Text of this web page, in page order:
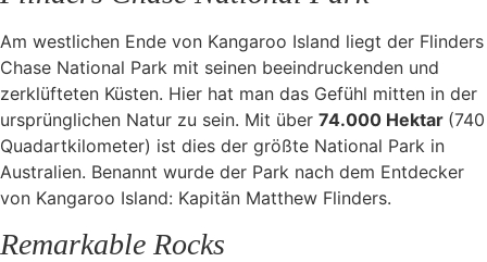
Am westlichen Ende von Kangaroo Island liegt der Flinders
Chase National Park mit seinen beeindruckenden und
zerklüfteten Küsten. Hier hat man das Gefühl mitten in der
ursprünglichen Natur zu sein. Mit über 74.000 Hektar (740
Quadartkilometer) ist dies der größte National Park in
Australien. Benannt wurde der Park nach dem Entdecker
von Kangaroo Island: Kapitän Matthew Flinders.
Remarkable Rocks